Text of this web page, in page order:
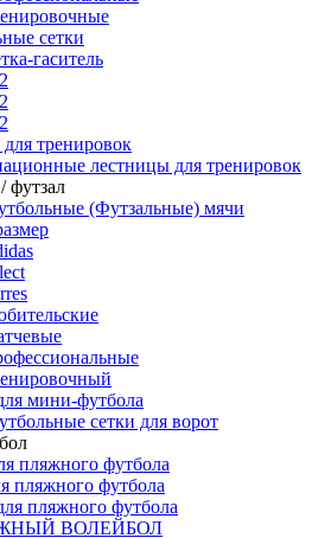
сетки
гаситель
тренировок
лестницы для тренировок
футзал
(Футзальные) мячи
мини-футбола
сетки для ворот
пляжного футбола
пляжного футбола
пляжного футбола
ВОЛЕЙБОЛ